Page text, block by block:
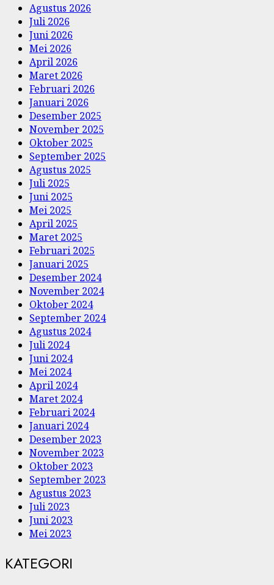
Agustus 2026
Juli 2026
Juni 2026
Mei 2026
April 2026
Maret 2026
Februari 2026
Januari 2026
Desember 2025
November 2025
Oktober 2025
September 2025
Agustus 2025
Juli 2025
Juni 2025
Mei 2025
April 2025
Maret 2025
Februari 2025
Januari 2025
Desember 2024
November 2024
Oktober 2024
September 2024
Agustus 2024
Juli 2024
Juni 2024
Mei 2024
April 2024
Maret 2024
Februari 2024
Januari 2024
Desember 2023
November 2023
Oktober 2023
September 2023
Agustus 2023
Juli 2023
Juni 2023
Mei 2023
KATEGORI